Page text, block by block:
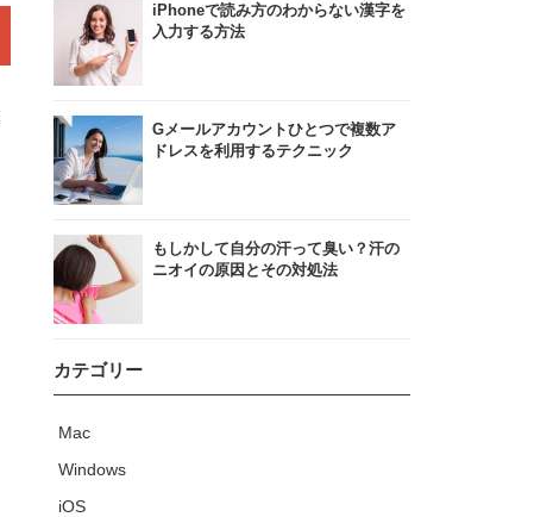
iPhoneで読み方のわからない漢字を
入力する方法
Gメールアカウントひとつで複数ア
ドレスを利用するテクニック
もしかして自分の汗って臭い？汗の
ニオイの原因とその対処法
カテゴリー
Mac
Windows
iOS